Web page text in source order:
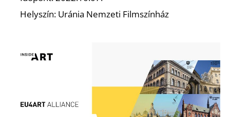
Helyszín: Uránia Nemzeti Filmszínház